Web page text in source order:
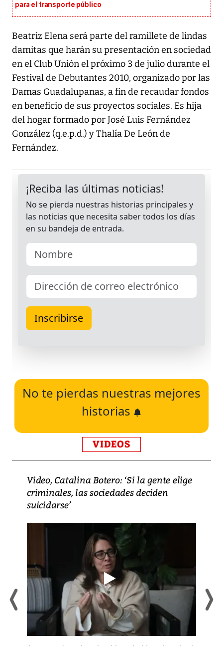
para el transporte público
Beatriz Elena será parte del ramillete de lindas
damitas que harán su presentación en sociedad
en el Club Unión el próximo 3 de julio durante el
Festival de Debutantes 2010, organizado por las
Damas Guadalupanas, a fin de recaudar fondos
en beneficio de sus proyectos sociales. Es hija
del hogar formado por José Luis Fernández
González (q.e.p.d.) y Thalía De León de
Fernández.
No te pierdas nuestras mejores
historias
VIDEOS
Video, Catalina Botero: ‘Si la gente elige
criminales, las sociedades deciden
suicidarse’